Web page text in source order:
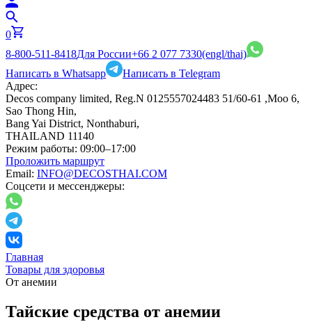
0
8-800-511-8418Для России+66 2 077 7330(engl/thai)
Написать в Whatsapp
Написать в Telegram
Адрес:
Decos company limited, Reg.N 0125557024483 51/60-61 ,Moo 6,
Sao Thong Hin,
Bang Yai District, Nonthaburi,
THAILAND 11140
Режим работы: 09:00–17:00
Проложить маршрут
Email: INFO@DECOSTHAI.COM
Соцсети и мессенджеры:
Главная
Товары для здоровья
От анемии
Тайские средства от анемии